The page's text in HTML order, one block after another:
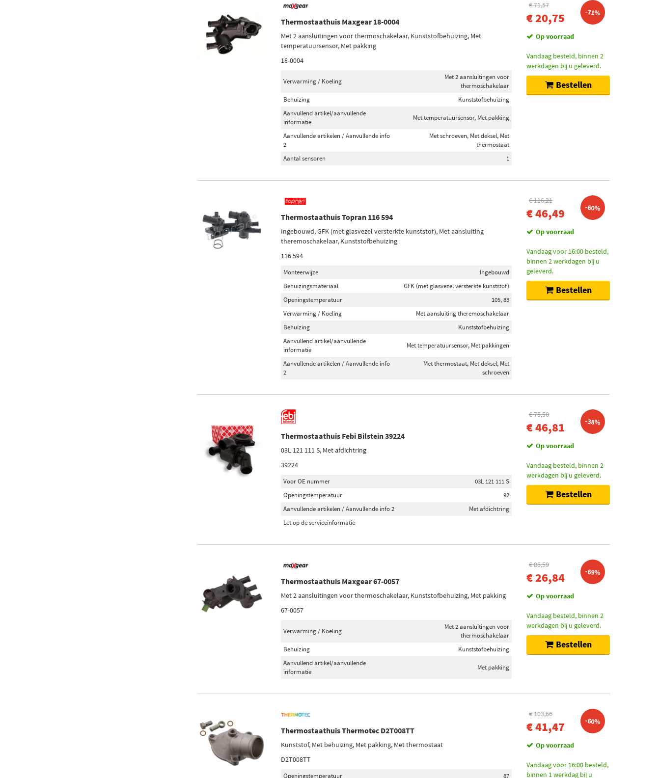
Thermostaathuis Maxgear 18-0004
Met 2 aansluitingen voor thermoschakelaar, Kunststofbehuizing, Met
temperatuursensor, Met pakking
18-0004
Verwarming / Koeling
Met 2 aansluitingen voor
thermoschakelaar
Behuizing
Kunststofbehuizing
Aanvullend artikel/aanvullende
informatie
Met temperatuursensor, Met pakking
Aanvullende artikelen / Aanvullende info
2
Met schroeven, Met deksel, Met
thermostaat
Aantal sensoren
1
€ 71,57
€ 20,75 -71%
Op voorraad
Vandaag besteld, binnen 2
werkdagen bij u geleverd.
Bestellen
Thermostaathuis Topran 116 594
Ingebouwd, GFK (met glasvezel versterkte kunststof), Met aansluiting
theremoschakelaar, Kunststofbehuizing
116 594
Monteerwijze
Ingebouwd
Behuizingsmateriaal
GFK (met glasvezel versterkte kunststof)
Openingstemperatuur
105, 83
Verwarming / Koeling
Met aansluiting theremoschakelaar
Behuizing
Kunststofbehuizing
Aanvullend artikel/aanvullende
informatie
Met temperatuursensor, Met pakkingen
Aanvullende artikelen / Aanvullende info
2
Met thermostaat, Met deksel, Met
schroeven
€ 116,21
€ 46,49 -60%
Op voorraad
Vandaag voor 16:00 besteld,
binnen 2 werkdagen bij u
geleverd.
Bestellen
Thermostaathuis Febi Bilstein 39224
03L 121 111 S, Met afdichtring
39224
Voor OE nummer
03L 121 111 S
Openingstemperatuur
92
Aanvullende artikelen / Aanvullende info 2
Met afdichtring
Let op de serviceinformatie
€ 75,50
€ 46,81 -38%
Op voorraad
Vandaag besteld, binnen 2
werkdagen bij u geleverd.
Bestellen
Thermostaathuis Maxgear 67-0057
Met 2 aansluitingen voor thermoschakelaar, Kunststofbehuizing, Met pakking
67-0057
Verwarming / Koeling
Met 2 aansluitingen voor
thermoschakelaar
Behuizing
Kunststofbehuizing
Aanvullend artikel/aanvullende
informatie
Met pakking
€ 86,59
€ 26,84 -69%
Op voorraad
Vandaag besteld, binnen 2
werkdagen bij u geleverd.
Bestellen
Thermostaathuis Thermotec D2T008TT
Kunststof, Met behuizing, Met pakking, Met thermostaat
D2T008TT
Openingstemperatuur 87
€ 103,66
€ 41,47 -60%
Op voorraad
Vandaag voor 16:00 besteld,
binnen 1 werkdag bij u